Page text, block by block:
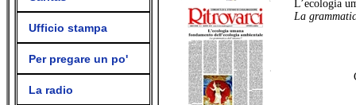
Ufficio stampa
Per pregare un po'
La radio
L’ecologia
La